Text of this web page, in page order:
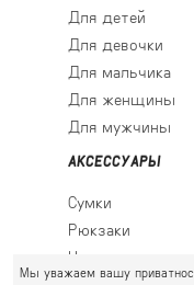
Для детей
Для девочки
Для мальчика
Для женщины
Для мужчины
АКСЕССУАРЫ
Сумки
Рюкзаки
Носки
Мы уважаем вашу